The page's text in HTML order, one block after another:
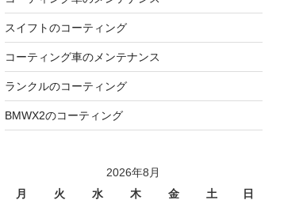
スイフトのコーティング
コーティング車のメンテナンス
ランクルのコーティング
BMWX2のコーティング
2026年8月
月
火 水 木 金 土 日